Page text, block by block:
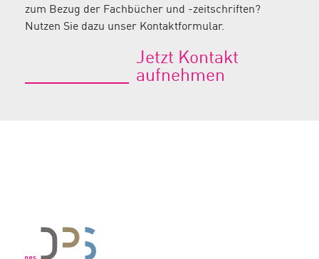
zum Bezug der Fachbücher und -zeitschriften?
Nutzen Sie dazu unser Kontaktformular.
Jetzt Kontakt
aufnehmen